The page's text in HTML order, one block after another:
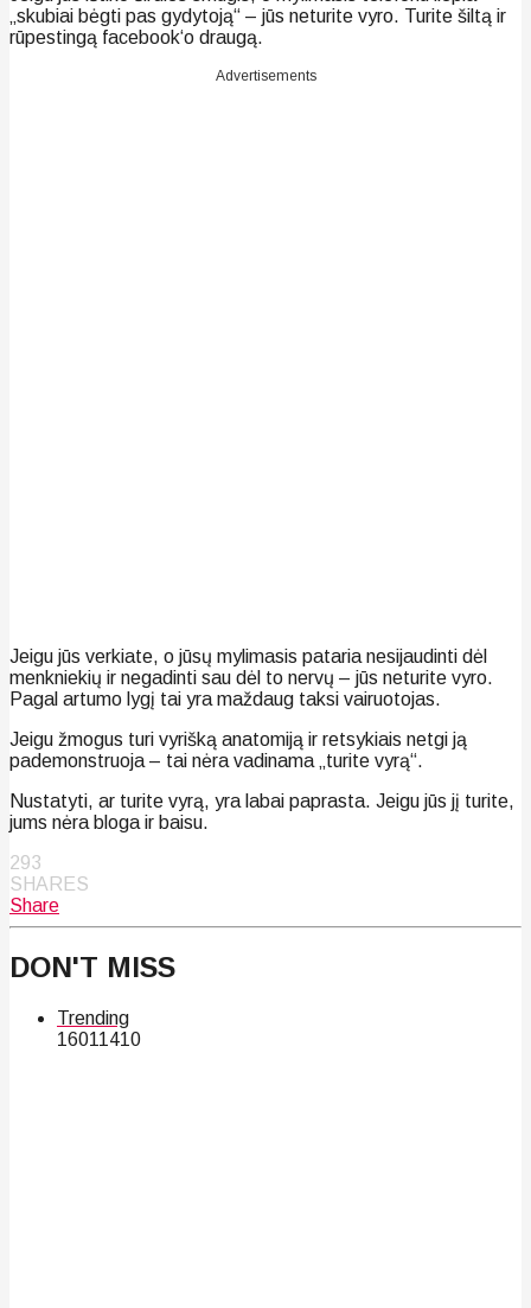
„skubiai bėgti pas gydytoją“ – jūs neturite vyro. Turite šiltą ir
rūpestingą facebook‘o draugą.
Advertisements
Jeigu jūs verkiate, o jūsų mylimasis pataria nesijaudinti dėl
menkniekių ir negadinti sau dėl to nervų – jūs neturite vyro.
Pagal artumo lygį tai yra maždaug taksi vairuotojas.
Jeigu žmogus turi vyrišką anatomiją ir retsykiais netgi ją
pademonstruoja – tai nėra vadinama „turite vyrą“.
Nustatyti, ar turite vyrą, yra labai paprasta. Jeigu jūs jį turite,
jums nėra bloga ir baisu.
293
SHARES
Share
DON'T MISS
Trending
16011410